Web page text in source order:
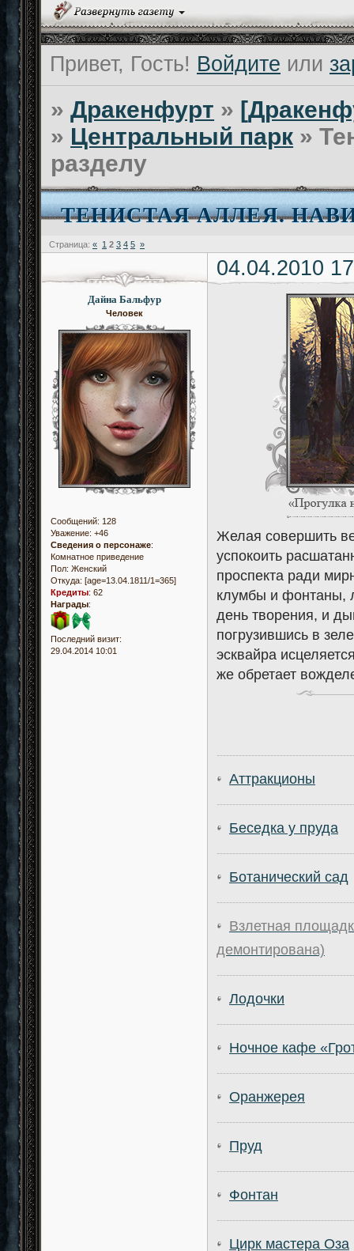
Привет, Гость! Войдите или
»Дракенфурт »
» Центральный парк »
разделу
ТЕНИСТАЯ АЛЛЕЯ.
Страница: « 1 2 3 4 5 »
04.04.2010
Дайна Бальфур
Человек
Сообщений: 128
Уважение: +46
Сведения о персонаже:
Комнатное приведение
Пол: Женский
Откуда: [age=13.04.1811/1=365]
Кредиты: 62
Награды:
Последний визит:
29.04.2014 10:01
Желая совершить
успокоить
проспекта ради
клумбы и фонтаны,
день творения, и
погрузившись в
эсквайра
же обретает
Аттракционы
Беседка у пруда
Ботанический сад
Взлетная
демонтирована)
Лодочки
Ночное кафе
Оранжерея
Пруд
Фонтан
Цирк мастера Оза